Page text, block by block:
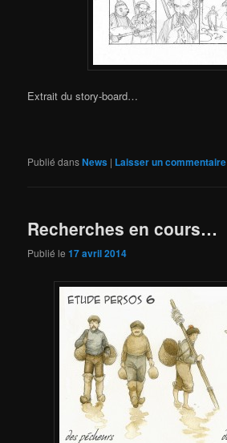
Extrait du story-board…
Publié dansNews | Laisser un commentaire
Recherches en cours…
Publié le17 avril 2014